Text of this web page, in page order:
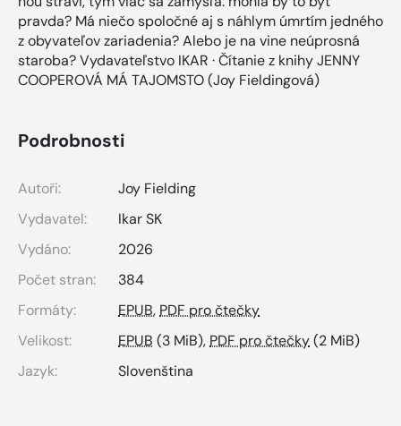
pravda? Má niečo spoločné aj s náhlym úmrtím jedného
z obyvateľov zariadenia? Alebo je na vine neúprosná
staroba? Vydavateľstvo IKAR · Čítanie z knihy JENNY
COOPEROVÁ MÁ TAJOMSTO (Joy Fieldingová)
Podrobnosti
Autoři:
Joy Fielding
Vydavatel:
Ikar SK
Vydáno:
2026
Počet stran:
384
Formáty:
EPUB, PDF pro čtečky
Velikost:
EPUB (3 MiB), PDF pro čtečky(2 MiB)
Jazyk:
Slovenština